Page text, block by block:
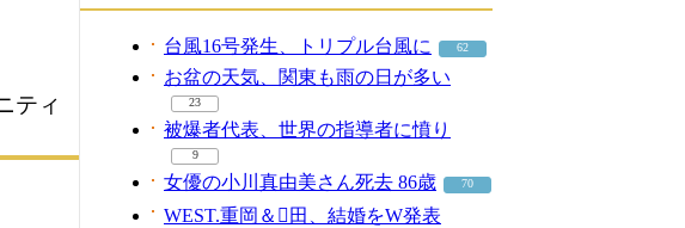
ティ
台風16号発生、トリプル台風に 62
お盆の天気、関東も雨の日が多い
23
被爆者代表、世界の指導者に憤り
9
女優の小川真由美さん死去 86歳 70
WEST.重岡＆田、結婚をW発表